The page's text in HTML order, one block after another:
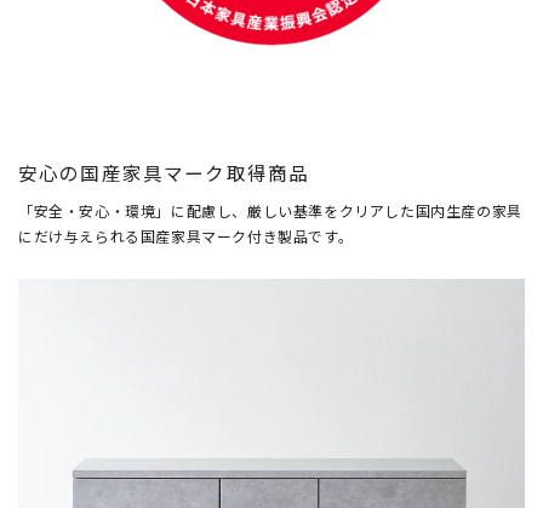
安心の国産家具マーク取得商品
「安全・安心・環境」に配慮し、厳しい基準をクリアした国内生産の家具
にだけ与えられる国産家具マーク付き製品です。